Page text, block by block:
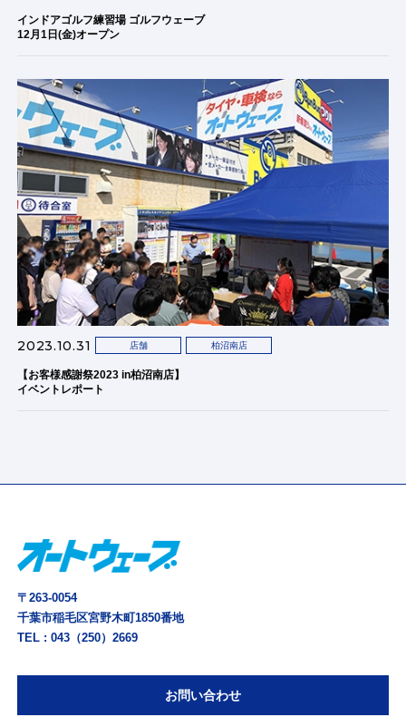
インドアゴルフ練習場 ゴルフウェーブ
12月1日(金)オープン
2023.10.31 店舗 柏沼南店
【お客様感謝祭2023 in柏沼南店】
イベントレポート
〒263-0054
千葉市稲毛区宮野木町1850番地
TEL :043（250）2669
お問い合わせ